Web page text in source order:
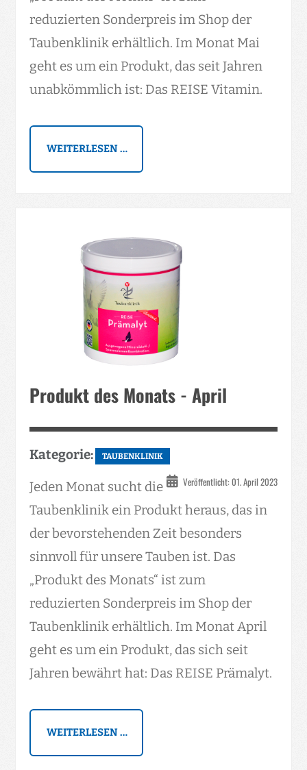
reduzierten Sonderpreis im Shop der
Taubenklinik erhältlich. Im Monat Mai
geht es um ein Produkt, das seit Jahren
unabkömmlich ist: Das REISE Vitamin.
WEITERLESEN …
Produkt des Monats - April
Kategorie: TAUBENKLINIK
Veröffentlicht: 01. April 2023
Jeden Monat sucht die
Taubenklinik ein Produkt heraus, das in
der bevorstehenden Zeit besonders
sinnvoll für unsere Tauben ist. Das
„Produkt des Monats“ ist zum
reduzierten Sonderpreis im Shop der
Taubenklinik erhältlich. Im Monat April
geht es um ein Produkt, das sich seit
Jahren bewährt hat: Das REISE Prämalyt.
WEITERLESEN …